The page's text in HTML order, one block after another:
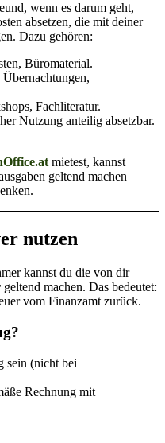
wenn es darum geht,
absetzen, die mit deiner
Dazu gehören:
Büromaterial.
Fachliteratur.
Nutzung anteilig absetzbar.
mietest, kannst
geltend machen
nutzen
kannst du die von dir
geltend machen. Das bedeutet:
vom Finanzamt zurück.
sein (nicht bei
Rechnung mit